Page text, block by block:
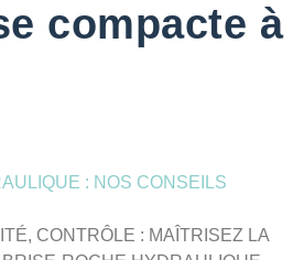
compacte à
: NOS CONSEILS
CONTRÔLE : MAÎTRISEZ LA